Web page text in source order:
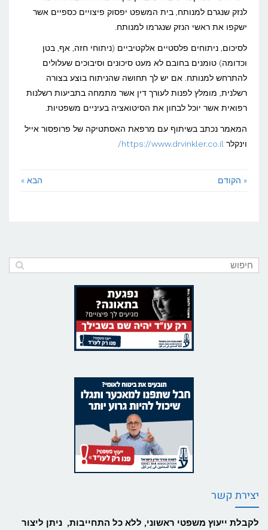
לנזק שנגרם למנותח, בית המשפט יפסוק פיצויים כספיים אשר
ישקפו את ראשי הנזק שנגרמו למנותח.
לסיכום, ניתוחים פלסטיים אלקטיביים (ניתוחי חזה, אף, בטן
וכדומה) טומנים בחובם לא מעט סיכונים וסיבוכים שעלולים
להתרחש למנותח. אם יש לך תחושה שהניתוח בוצע בצורה
רשלנית, מומלץ לפנות לעורך דין אשר מתמחה בתביעות רשלנות
רפואית אשר יוכל לבחון את הסיטואציה בעיניים משפטיות.
המאמר נכתב בשיתוף עם מרפאת האסתטיקה של פרופסור אייל
וינקלר
« הקודם הבא »
יצירת קשר
לקבלת ייעוץ משפטי ראשוני, ללא כל התחייבות, ניתן ליצור